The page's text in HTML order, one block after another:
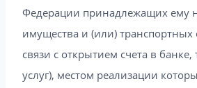
Федерации принадлежащих ему
имущества и (или) транспортных
связи с открытием счета в банке,
услуг), местом реализации